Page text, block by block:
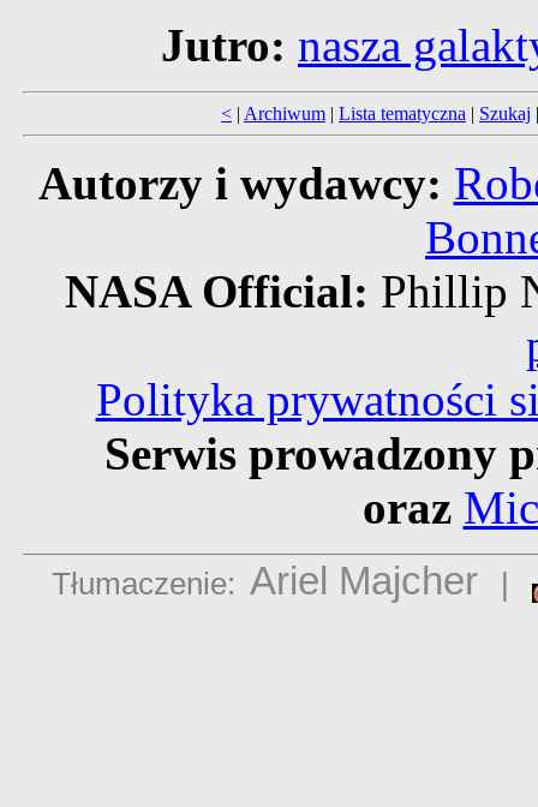
Jutro: nasza
< | Archiwum | Lista tematyczna | Szukaj
Autorzy i wydawcy:
NASA Official: Phillip
Polityka prywatności
Serwis prowadzony
oraz
Tłumaczenie: Ariel Majcher |